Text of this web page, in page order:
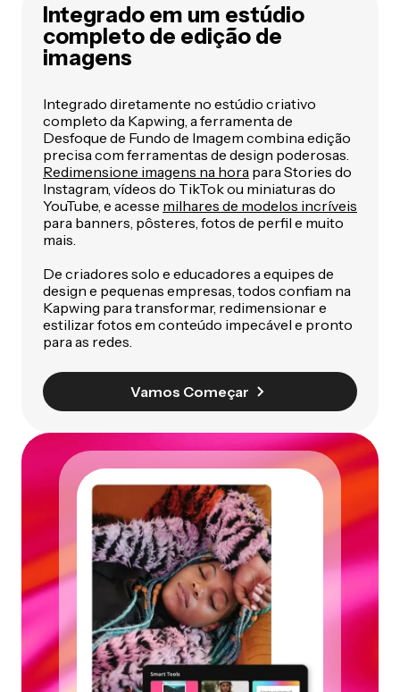
Integrado em um estúdio
completo de edição de
imagens
Integrado diretamente no estúdio criativo
completo da Kapwing, a ferramenta de
Desfoque de Fundo de Imagem combina edição
precisa com ferramentas de design poderosas.
Redimensione imagens na hora para Stories do
Instagram, vídeos do TikTok ou miniaturas do
YouTube, e acesse milhares de modelos incríveis
para banners, pôsteres, fotos de perfil e muito
mais.
De criadores solo e educadores a equipes de
design e pequenas empresas, todos confiam na
Kapwing para transformar, redimensionar e
estilizar fotos em conteúdo impecável e pronto
para as redes.
Vamos Começar